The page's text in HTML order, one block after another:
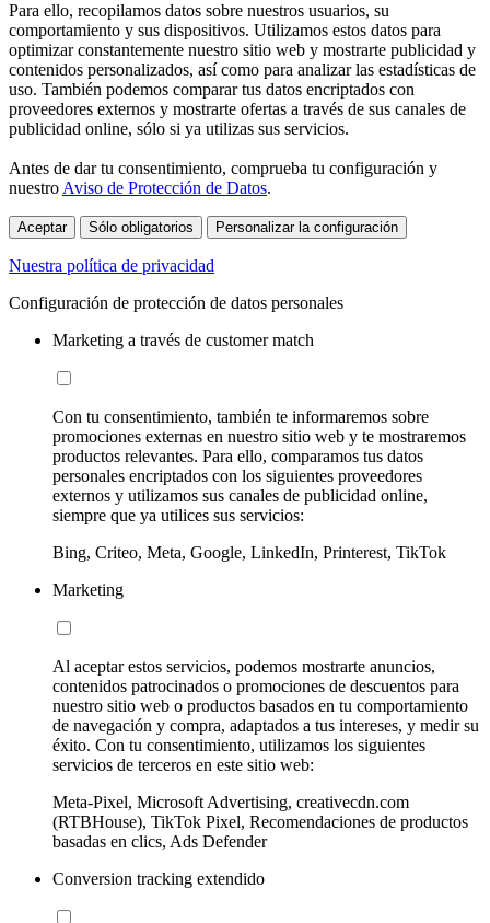
Para ello, recopilamos datos sobre nuestros usuarios, su
comportamiento y sus dispositivos. Utilizamos estos datos para
optimizar constantemente nuestro sitio web y mostrarte publicidad y
contenidos personalizados, así como para analizar las estadísticas de
uso. También podemos comparar tus datos encriptados con
proveedores externos y mostrarte ofertas a través de sus canales de
publicidad online, sólo si ya utilizas sus servicios.
Antes de dar tu consentimiento, comprueba tu configuración y
nuestro Aviso de Protección de Datos.
Aceptar Sólo obligatorios Personalizar la configuración
Nuestra política de privacidad
Configuración de protección de datos personales
Marketing a través de customer match
Con tu consentimiento, también te informaremos sobre
promociones externas en nuestro sitio web y te mostraremos
productos relevantes. Para ello, comparamos tus datos
personales encriptados con los siguientes proveedores
externos y utilizamos sus canales de publicidad online,
siempre que ya utilices sus servicios:
Bing, Criteo, Meta, Google, LinkedIn, Printerest, TikTok
Marketing
Al aceptar estos servicios, podemos mostrarte anuncios,
contenidos patrocinados o promociones de descuentos para
nuestro sitio web o productos basados en tu comportamiento
de navegación y compra, adaptados a tus intereses, y medir su
éxito. Con tu consentimiento, utilizamos los siguientes
servicios de terceros en este sitio web:
Meta-Pixel, Microsoft Advertising, creativecdn.com
(RTBHouse), TikTok Pixel, Recomendaciones de productos
basadas en clics, Ads Defender
Conversion tracking extendido